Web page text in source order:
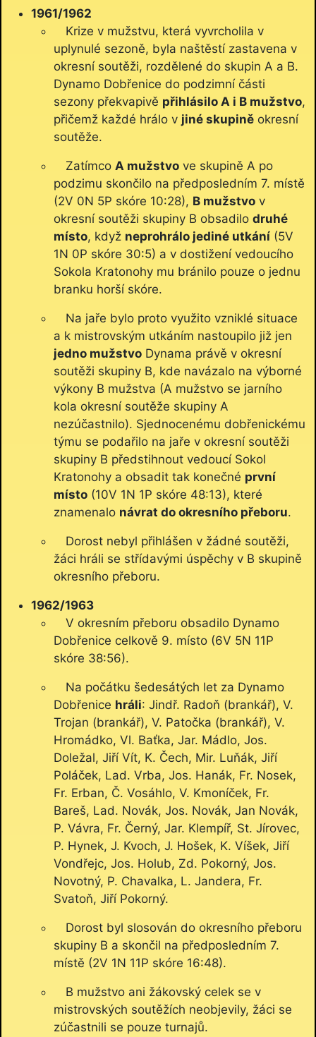
1961/1962
Krize v mužstvu, která vyvrcholila v
uplynulé sezoně, byla naštěstí zastavena v
okresní soutěži, rozdělené do skupin A a B.
Dynamo Dobřenice do podzimní části
sezony překvapivě přihlásilo A i B mužstvo,
přičemž každé hrálo v jiné skupině okresní
soutěže.
Zatímco A mužstvo ve skupině A po
podzimu skončilo na předposledním 7. místě
(2V 0N 5P skóre 10:28), B mužstvo v
okresní soutěži skupiny B obsadilo druhé
místo, když neprohrálo jediné utkání (5V
1N 0P skóre 30:5) a v dostižení vedoucího
Sokola Kratonohy mu bránilo pouze o jednu
branku horší skóre.
Na jaře bylo proto využito vzniklé situace
a k mistrovským utkáním nastoupilo již jen
jedno mužstvo Dynama právě v okresní
soutěži skupiny B, kde navázalo na výborné
výkony B mužstva (A mužstvo se jarního
kola okresní soutěže skupiny A
nezúčastnilo). Sjednocenému dobřenickému
týmu se podařilo na jaře v okresní soutěži
skupiny B předstihnout vedoucí Sokol
Kratonohy a obsadit tak konečné první
místo (10V 1N 1P skóre 48:13), které
znamenalo návrat do okresního přeboru.
Dorost nebyl přihlášen v žádné soutěži,
žáci hráli se střídavými úspěchy v B skupině
okresního přeboru.
1962/1963
V okresním přeboru obsadilo Dynamo
Dobřenice celkově 9. místo (6V 5N 11P
skóre 38:56).
Na počátku šedesátých let za Dynamo
Dobřenice hráli: Jindř. Radoň (brankář), V.
Trojan (brankář), V. Patočka (brankář), V.
Hromádko, Vl. Baťka, Jar. Mádlo, Jos.
Doležal, Jiří Vít, K. Čech, Mir. Luňák, Jiří
Poláček, Lad. Vrba, Jos. Hanák, Fr. Nosek,
Fr. Erban, Č. Vosáhlo, V. Kmoníček, Fr.
Bareš, Lad. Novák, Jos. Novák, Jan Novák,
P. Vávra, Fr. Černý, Jar. Klempíř, St. Jírovec,
P. Hynek, J. Kvoch, J. Hošek, K. Víšek, Jiří
Vondřejc, Jos. Holub, Zd. Pokorný, Jos.
Novotný, P. Chavalka, L. Jandera, Fr.
Svatoň, Jiří Pokorný.
Dorost byl slosován do okresního přeboru
skupiny B a skončil na předposledním 7.
místě (2V 1N 11P skóre 16:48).
B mužstvo ani žákovský celek se v
mistrovských soutěžích neobjevily, žáci se
zúčastnili se pouze turnajů.